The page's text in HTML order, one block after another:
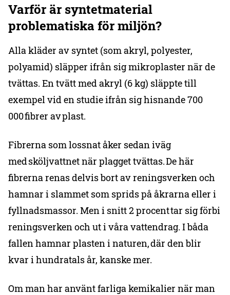
Varför är syntetmaterial
problematiska för miljön?
Alla kläder av syntet (som akryl, polyester,
polyamid) släpper ifrån sig mikroplaster när de
tvättas. En tvätt med akryl (6 kg) släppte till
exempel vid en studie ifrån sig hisnande 700
000 fibrer av plast.
Fibrerna som lossnat åker sedan iväg
med sköljvattnet när plagget tvättas. De här
fibrerna renas delvis bort av reningsverken och
hamnar i slammet som sprids på åkrarna eller i
fyllnadsmassor. Men i snitt 2 procent tar sig förbi
reningsverken och ut i våra vattendrag. I båda
fallen hamnar plasten i naturen, där den blir
kvar i hundratals år, kanske mer.
Om man har använt farliga kemikalier när man